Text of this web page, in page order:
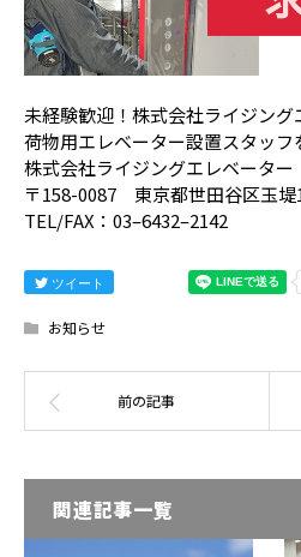
未経験歓迎！株式会社ライジン
荷物用エレベーター設置スタッフ
株式会社ライジングエレベーター
〒158-0087 東京都世田谷区玉堤
TEL/FAX：03–6432–2142
ツイート
お知らせ
関連記事一覧